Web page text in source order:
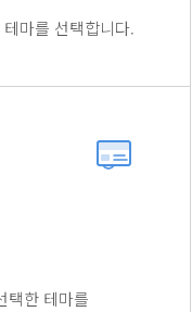
마를 선택합니다.
택한 테마를